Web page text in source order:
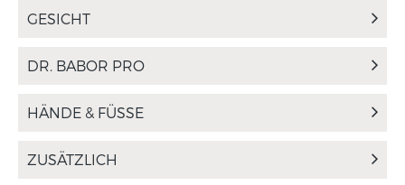
GESICHT
DR. BABOR PRO
HÄNDE & FÜSSE
ZUSÄTZLICH